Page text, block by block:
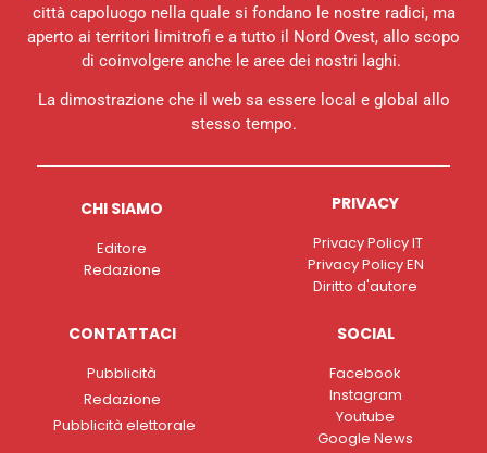
città capoluogo nella quale si fondano le nostre radici, ma
aperto ai territori limitrofi e a tutto il Nord Ovest, allo scopo
di coinvolgere anche le aree dei nostri laghi.
La dimostrazione che il web sa essere local e global allo
stesso tempo.
CHI SIAMO
Editore
Redazione
PRIVACY
Privacy Policy IT
Privacy Policy EN
Diritto d'autore
CONTATTACI
Pubblicità
Redazione
Pubblicità elettorale
SOCIAL
Facebook
Instagram
Youtube
Google News